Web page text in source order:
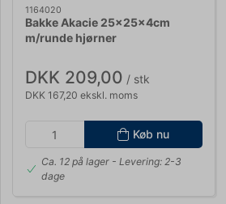
1164020
Bakke Akacie 25x25x4cm
m/runde hjørner
DKK 209,00 / stk
DKK 167,20 ekskl. moms
Køb nu
Ca. 12 på lager - Levering: 2-3
dage